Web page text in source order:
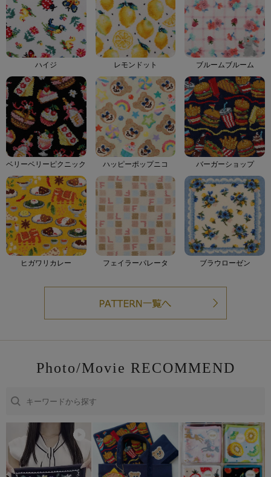
ハイジ レモンドット ブルームブルーム
ベリーベリーピクニック ハッピーポップニコ バーガーショップ
ヒガワリカレー フェイラーパレータ ブラウローゼン
Photo/Movie RECOMMEND